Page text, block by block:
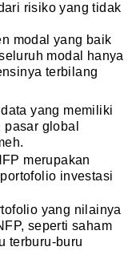
risiko yang tidak
modal yang baik
modal hanya
terbilang
yang memiliki
global
merupakan
investasi
yang nilainya
seperti saham
terburu-buru